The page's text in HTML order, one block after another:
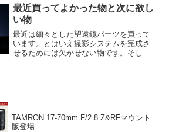
な写りでカバーできることがわかりまし
た。
最近買ってよかった物と次に欲し
い物
最近は細々とした望遠鏡パーツを買って
います。とはいえ撮影システムを完成さ
せるためには欠かせない物です。そし
TAMRON 17-70mm F/2.8 Z&RFマウント
版登場